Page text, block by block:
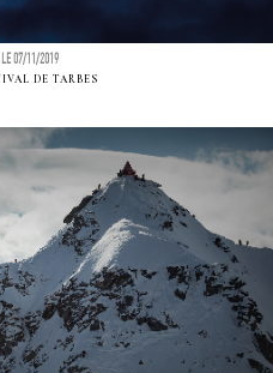
LE 07/11/2019
DE TARBES